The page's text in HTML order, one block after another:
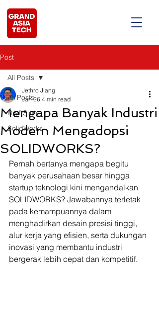
Post
All Posts
DraftSight
SolidWorks
All Posts
Mengapa Banyak Industri
Modern Mengadopsi
SOLIDWORKS?
Jethro Jiang
Jan 26 4 min read
Pernah bertanya mengapa begitu
banyak perusahaan besar hingga
startup teknologi kini mengandalkan
SOLIDWORKS? Jawabannya terletak
pada kemampuannya dalam
menghadirkan desain presisi tinggi,
alur kerja yang efisien, serta dukungan
inovasi yang membantu industri
bergerak lebih cepat dan kompetitif.